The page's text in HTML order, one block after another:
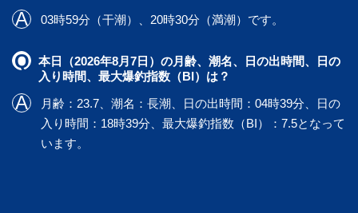
03時59分（干潮）、20時30分（満潮）です。
本日（2026年8月7日）の月齢、潮名、日の出時間、日の
入り時間、最大爆釣指数（BI）は？
月齢：23.7、潮名：長潮、日の出時間：04時39分、日の
入り時間：18時39分、最大爆釣指数（BI）：7.5となって
います。